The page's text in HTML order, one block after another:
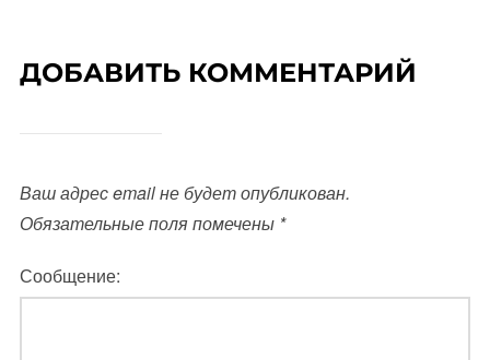
ДОБАВИТЬ КОММЕНТАРИЙ
Ваш адрес email не будет опубликован.
Обязательные поля помечены *
Сообщение: